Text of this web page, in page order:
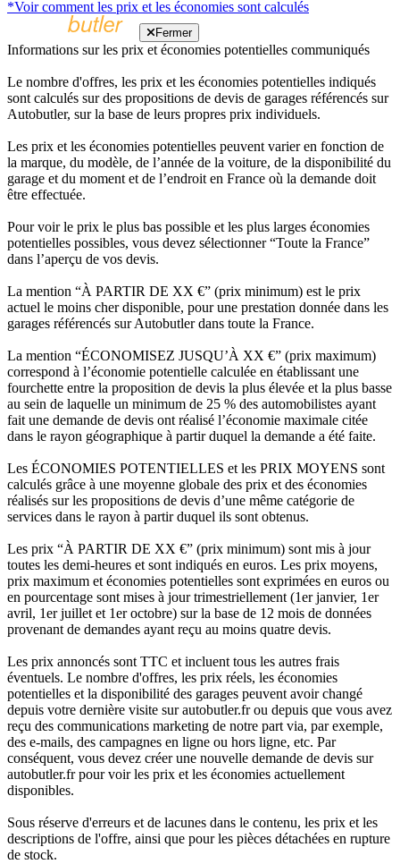
*Voir comment les prix et les économies sont calculés
Fermer
Informations sur les prix et économies potentielles communiqués
Le nombre d'offres, les prix et les économies potentielles indiqués
sont calculés sur des propositions de devis de garages référencés sur
Autobutler, sur la base de leurs propres prix individuels.
Les prix et les économies potentielles peuvent varier en fonction de
la marque, du modèle, de l’année de la voiture, de la disponibilité du
garage et du moment et de l’endroit en France où la demande doit
être effectuée.
Pour voir le prix le plus bas possible et les plus larges économies
potentielles possibles, vous devez sélectionner “Toute la France”
dans l’aperçu de vos devis.
La mention “À PARTIR DE XX €” (prix minimum) est le prix
actuel le moins cher disponible, pour une prestation donnée dans les
garages référencés sur Autobutler dans toute la France.
La mention “ÉCONOMISEZ JUSQU’À XX €” (prix maximum)
correspond à l’économie potentielle calculée en établissant une
fourchette entre la proposition de devis la plus élevée et la plus basse
au sein de laquelle un minimum de 25 % des automobilistes ayant
fait une demande de devis ont réalisé l’économie maximale citée
dans le rayon géographique à partir duquel la demande a été faite.
Les ÉCONOMIES POTENTIELLES et les PRIX MOYENS sont
calculés grâce à une moyenne globale des prix et des économies
réalisés sur les propositions de devis d’une même catégorie de
services dans le rayon à partir duquel ils sont obtenus.
Les prix “À PARTIR DE XX €” (prix minimum) sont mis à jour
toutes les demi-heures et sont indiqués en euros. Les prix moyens,
prix maximum et économies potentielles sont exprimées en euros ou
en pourcentage sont mises à jour trimestriellement (1er janvier, 1er
avril, 1er juillet et 1er octobre) sur la base de 12 mois de données
provenant de demandes ayant reçu au moins quatre devis.
Les prix annoncés sont TTC et incluent tous les autres frais
éventuels. Le nombre d'offres, les prix réels, les économies
potentielles et la disponibilité des garages peuvent avoir changé
depuis votre dernière visite sur autobutler.fr ou depuis que vous avez
reçu des communications marketing de notre part via, par exemple,
des e-mails, des campagnes en ligne ou hors ligne, etc. Par
conséquent, vous devez créer une nouvelle demande de devis sur
autobutler.fr pour voir les prix et les économies actuellement
disponibles.
Sous réserve d'erreurs et de lacunes dans le contenu, les prix et les
descriptions de l'offre, ainsi que pour les pièces détachées en rupture
de stock.